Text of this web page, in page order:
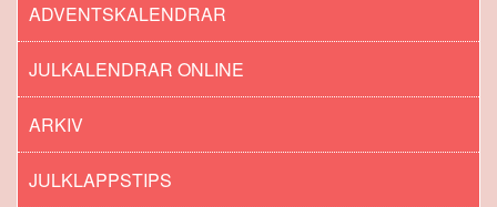
ADVENTSKALENDRAR
JULKALENDRAR ONLINE
ARKIV
JULKLAPPSTIPS